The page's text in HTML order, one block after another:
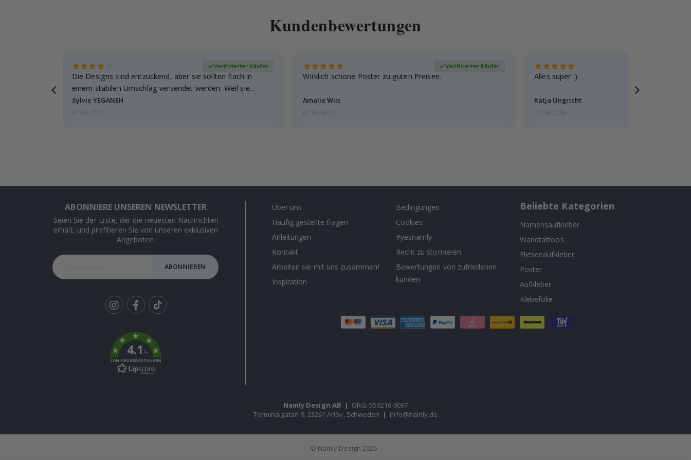
Kundenbewertungen
Die Designs sind entzückend, aber sie sollten flach in
einem stabilen Umschlag versendet werden. Weil sie…
Sylvie YEGANEH
Verifizierter Käufer
07.08.2026
Wirklich schöne Poster zu guten Preisen.
Amalie Wiis
Verifizierter Käufer
07.08.2026
Alles super :)
Katja Ungricht
07.08.2026
ABONNIERE UNSEREN NEWSLETTER
Seien Sie der Erste, der die neuesten Nachrichten
erhält, und profitieren Sie von unseren exklusiven
Angeboten.
ABONNIEREN
k
4.1/5
VON 1030 BEWERTUNGEN
Über uns
Häufig gestellte fragen
Anleitungen
Kontakt
Arbeiten sie mit uns zusammen!
Inspiration
Bedingungen
Cookies
#yesnamly
Recht zu stornieren
Bewertungen von zufriedenen
kunden
Beliebte Kategorien
Namensaufkleber
Wandtattoos
Fliesenaufkleber
Poster
Aufkleber
Klebefolie
Namly Design AB | ORG: 559216-9097
Terminalgatan 9, 23261 Arlöv, Schweden | info@namly.de
© Namly Design 2026